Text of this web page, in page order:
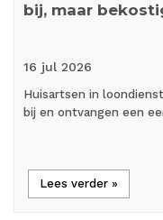
bij, maar
16 jul 2026
Huisartsen in
bij en ontvangen een
Lees verder »